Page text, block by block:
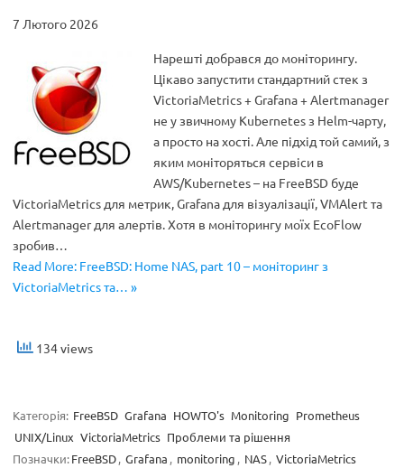
7 Лютого 2026
Нарешті добрався до моніторингу.
Цікаво запустити стандартний стек з
VictoriaMetrics + Grafana + Alertmanager
не у звичному Kubernetes з Helm-чарту,
а просто на хості. Але підхід той самий, з
яким моніторяться сервіси в
AWS/Kubernetes – на FreeBSD буде
VictoriaMetrics для метрик, Grafana для візуалізації, VMAlert та
Alertmanager для алертів. Хотя в моніторингу моїх EcoFlow
зробив…
Read More: FreeBSD: Home NAS, part 10 – моніторинг з
VictoriaMetrics та… »
134 views
Категорія: FreeBSD Grafana HOWTO's Monitoring Prometheus
UNIX/Linux VictoriaMetrics Проблеми та рішення
Позначки:FreeBSD, Grafana , monitoring , NAS, VictoriaMetrics